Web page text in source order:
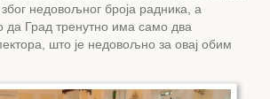
недовољног броја радника, а
да Град тренутно има само два
што је недовољно за овај обим